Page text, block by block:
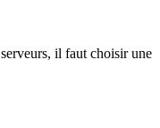
il faut choisir une